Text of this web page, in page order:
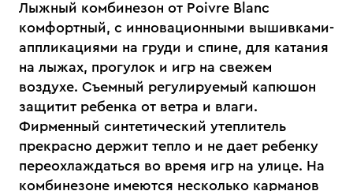
Лыжный комбинезон от Poivre Blanc
комфортный, с инновационными вышивками-
аппликациями на груди и спине, для катания
на лыжах, прогулок и игр на свежем
воздухе. Съемный регулируемый капюшон
защитит ребенка от ветра и влаги.
Фирменный синтетический утеплитель
прекрасно держит тепло и не дает ребенку
переохлаждаться во время игр на улице. На
комбинезоне имеются несколько карманов